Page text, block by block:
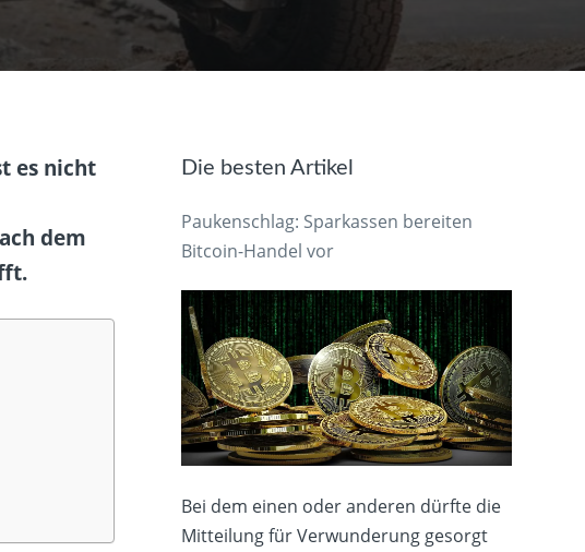
es nicht
dem
Die besten Artikel
Paukenschlag: Sparkassen bereiten
Bitcoin-Handel vor
Bei dem einen oder anderen dürfte die
Mitteilung für Verwunderung gesorgt